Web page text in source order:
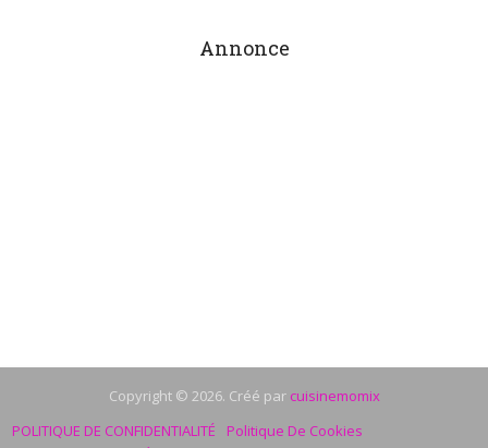
Annonce
Copyright © 2026. Créé par cuisinemomix
POLITIQUE DE CONFIDENTIALITÉ
Politique De Cookies